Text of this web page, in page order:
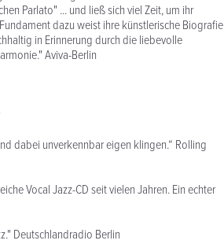
Parlato" ... und ließ sich viel Zeit, um ihr
dazu weist ihre künstlerische Biografie
in Erinnerung durch die liebevolle
Aviva-Berlin
dabei unverkennbar eigen klingen.“ Rolling
Vocal Jazz-CD seit vielen Jahren. Ein echter
Deutschlandradio Berlin